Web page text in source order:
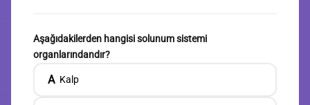
Aşağıdakilerden hangisi solunum sistemi
organlarındandır?
A Kalp